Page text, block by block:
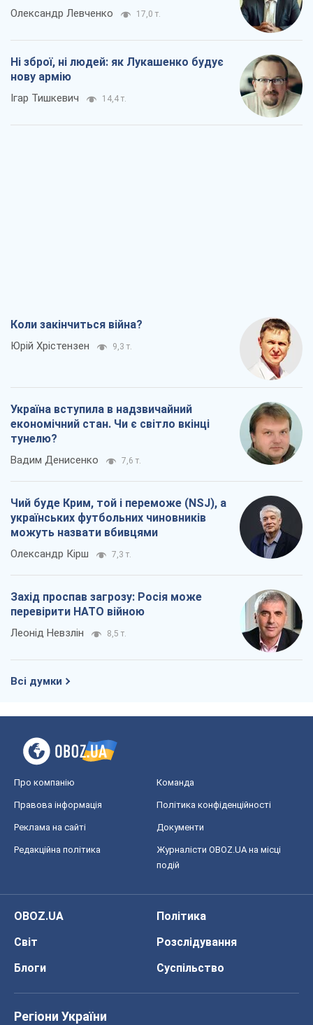
Олександр Левченко 17,0 т.
Ні зброї, ні людей: як Лукашенко будує
нову армію
Ігар Тишкевич 14,4 т.
Коли закінчиться війна?
Юрій Хрістензен 9,3 т.
Україна вступила в надзвичайний
економічний стан. Чи є світло вкінці
тунелю?
Вадим Денисенко 7,6 т.
Чий буде Крим, той і переможе (NSJ), а
українських футбольних чиновників
можуть назвати вбивцями
Олександр Кірш 7,3 т.
Захід проспав загрозу: Росія може
перевірити НАТО війною
Леонід Невзлін 8,5 т.
Всі думки
Про компанію Команда
Правова інформація Політика конфіденційності
Реклама на сайті Документи
Редакційна політика
Журналісти OBOZ.UA на місці
подій
OBOZ.UA
Політика
Світ
Розслідування
Блоги
Суспільство
Регіони України